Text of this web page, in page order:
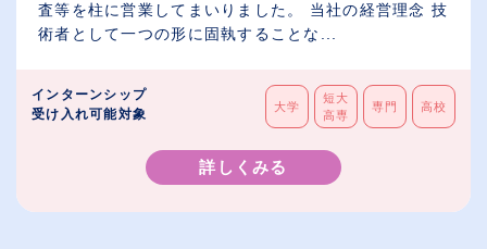
査等を柱に営業してまいりました。 当社の経営理念 技
術者として一つの形に固執することな...
インターンシップ
受け入れ可能対象
大学
短大
高専
専門 高校
詳しくみる